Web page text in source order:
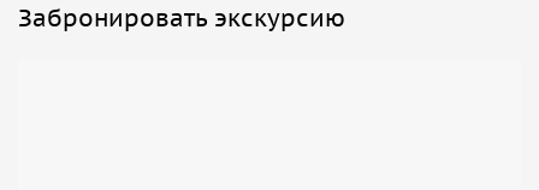
Забронировать экскурсию